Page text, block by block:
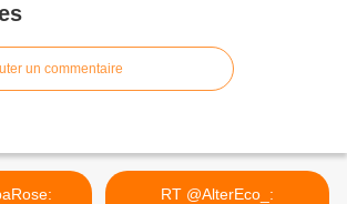
un commentaire
RT @AlterEco_: